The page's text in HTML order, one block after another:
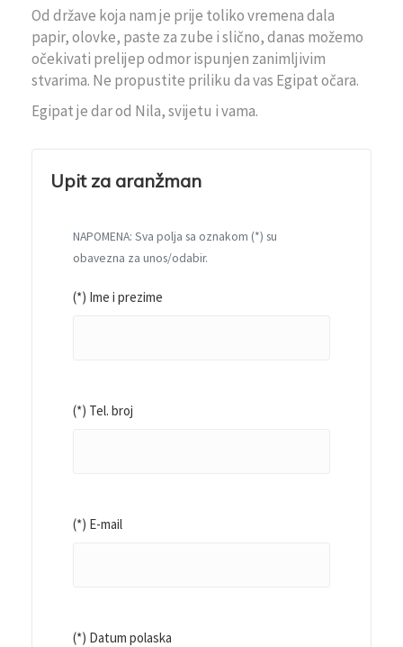
Od države koja nam je prije toliko vremena dala
papir, olovke, paste za zube i slično, danas možemo
očekivati prelijep odmor ispunjen zanimljivim
stvarima. Ne propustite priliku da vas Egipat očara.
Egipat je dar od Nila, svijetu i vama.
Upit za aranžman
NAPOMENA: Sva polja sa oznakom (*) su
obavezna za unos/odabir.
(*) Ime i prezime
(*) Tel. broj
(*) E-mail
(*) Datum polaska